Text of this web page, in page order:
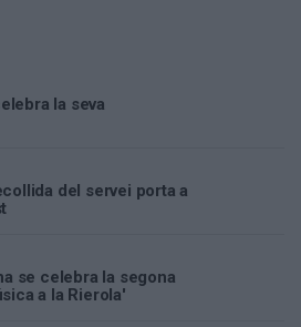
la seva
del servei porta a
se celebra la segona
a la Rierola'